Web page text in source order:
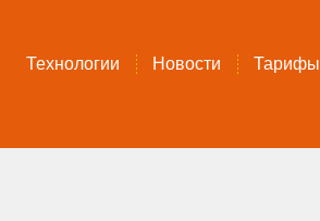
Технологии Новости Тарифы